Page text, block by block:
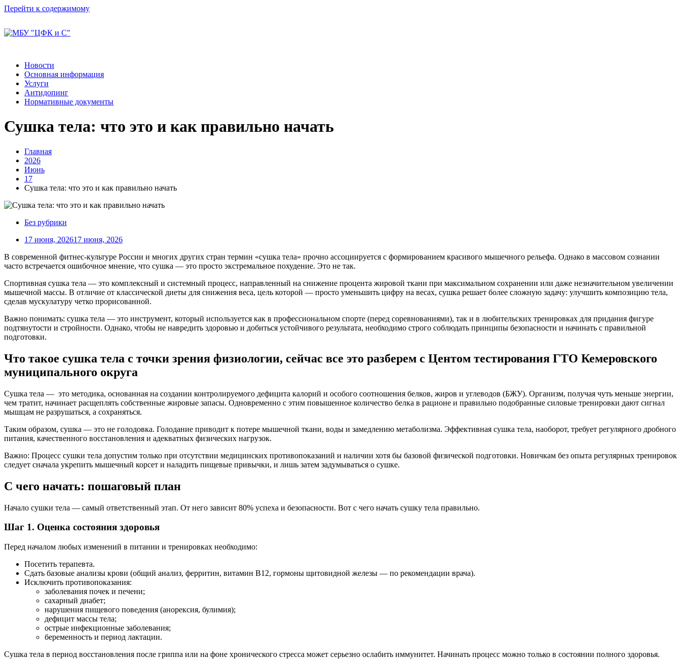
Перейти к содержимому
Новости
Основная информация
Услуги
Антидопинг
Нормативные документы
Сушка тела: что это и как правильно начать
Главная
2026
Июнь
17
Сушка тела: что это и как правильно начать
Без рубрики
17 июня, 202617 июня, 2026
В современной фитнес-культуре России и многих других стран термин «сушка тела» прочно ассоциируется с формированием красивого мышечного рельефа. Однако в массовом сознании
часто встречается ошибочное мнение, что сушка — это просто экстремальное похудение. Это не так.
Спортивная сушка тела — это комплексный и системный процесс, направленный на снижение процента жировой ткани при максимальном сохранении или даже незначительном увеличении
мышечной массы. В отличие от классической диеты для снижения веса, цель которой — просто уменьшить цифру на весах, сушка решает более сложную задачу: улучшить композицию тела,
сделав мускулатуру четко прорисованной.
Важно понимать: сушка тела — это инструмент, который используется как в профессиональном спорте (перед соревнованиями), так и в любительских тренировках для придания фигуре
подтянутости и стройности. Однако, чтобы не навредить здоровью и добиться устойчивого результата, необходимо строго соблюдать принципы безопасности и начинать с правильной
подготовки.
Что такое сушка тела с точки зрения физиологии, сейчас все это разберем с Центом тестирования ГТО Кемеровского
муниципального округа
Сушка тела — это методика, основанная на создании контролируемого дефицита калорий и особого соотношения белков, жиров и углеводов (БЖУ). Организм, получая чуть меньше энергии,
чем тратит, начинает расщеплять собственные жировые запасы. Одновременно с этим повышенное количество белка в рационе и правильно подобранные силовые тренировки дают сигнал
мышцам не разрушаться, а сохраняться.
Таким образом, сушка — это не голодовка. Голодание приводит к потере мышечной ткани, воды и замедлению метаболизма. Эффективная сушка тела, наоборот, требует регулярного дробного
питания, качественного восстановления и адекватных физических нагрузок.
Важно: Процесс сушки тела допустим только при отсутствии медицинских противопоказаний и наличии хотя бы базовой физической подготовки. Новичкам без опыта регулярных тренировок
следует сначала укрепить мышечный корсет и наладить пищевые привычки, и лишь затем задумываться о сушке.
С чего начать: пошаговый план
Начало сушки тела — самый ответственный этап. От него зависит 80% успеха и безопасности. Вот с чего начать сушку тела правильно.
Шаг 1. Оценка состояния здоровья
Перед началом любых изменений в питании и тренировках необходимо:
Посетить терапевта.
Сдать базовые анализы крови (общий анализ, ферритин, витамин B12, гормоны щитовидной железы — по рекомендации врача).
Исключить противопоказания:
заболевания почек и печени;
сахарный диабет;
нарушения пищевого поведения (анорексия, булимия);
дефицит массы тела;
острые инфекционные заболевания;
беременность и период лактации.
Сушка тела в период восстановления после гриппа или на фоне хронического стресса может серьезно ослабить иммунитет. Начинать процесс можно только в состоянии полного здоровья.